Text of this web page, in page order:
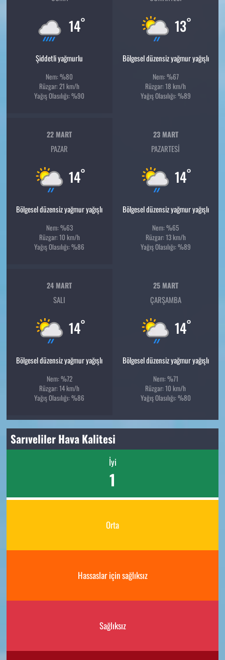
14°
Şiddetli yağmurlu
Nem: %80
Rüzgar: 21 km/h
Yağış Olasılığı: %90
13°
Bölgesel düzensiz yağmur yağışlı
Nem: %67
Rüzgar: 18 km/h
Yağış Olasılığı: %89
22 MART
PAZAR
14°
Bölgesel düzensiz yağmur yağışlı
Nem: %63
Rüzgar: 10 km/h
Yağış Olasılığı: %86
23 MART
PAZARTESI
14°
Bölgesel düzensiz yağmur yağışlı
Nem: %65
Rüzgar: 13 km/h
Yağış Olasılığı: %89
24 MART
SALI
14°
Bölgesel düzensiz yağmur yağışlı
Nem: %72
Rüzgar: 14 km/h
Yağış Olasılığı: %86
25 MART
ÇARŞAMBA
14°
Bölgesel düzensiz yağmur yağışlı
Nem: %71
Rüzgar: 10 km/h
Yağış Olasılığı: %80
Sarıveliler Hava Kalitesi
İyi
1
Orta
Hassaslar için sağlıksız
Sağlıksız